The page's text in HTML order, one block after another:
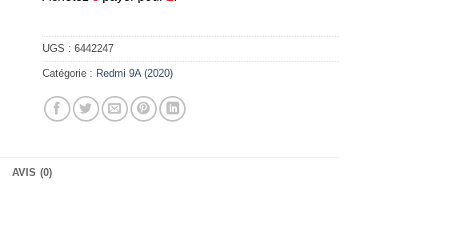
UGS :6442247
Catégorie : Redmi 9A (2020)
AVIS (0)